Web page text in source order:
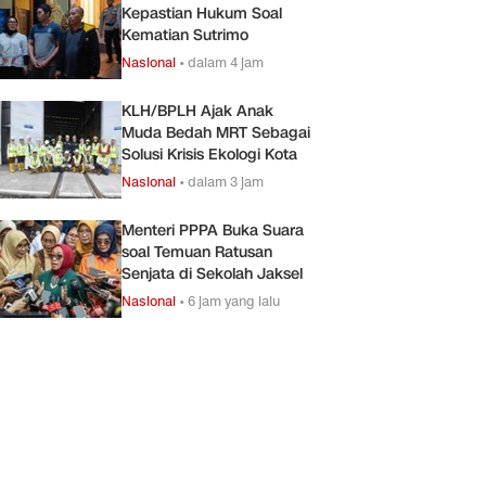
Kepastian Hukum Soal
Kematian Sutrimo
Nasional •dalam 4 jam
KLH/BPLH Ajak Anak
Muda Bedah MRT Sebagai
Solusi Krisis Ekologi Kota
Nasional •dalam 3 jam
Menteri PPPA Buka Suara
soal Temuan Ratusan
Senjata di Sekolah Jaksel
Nasional •6 jam yang lalu